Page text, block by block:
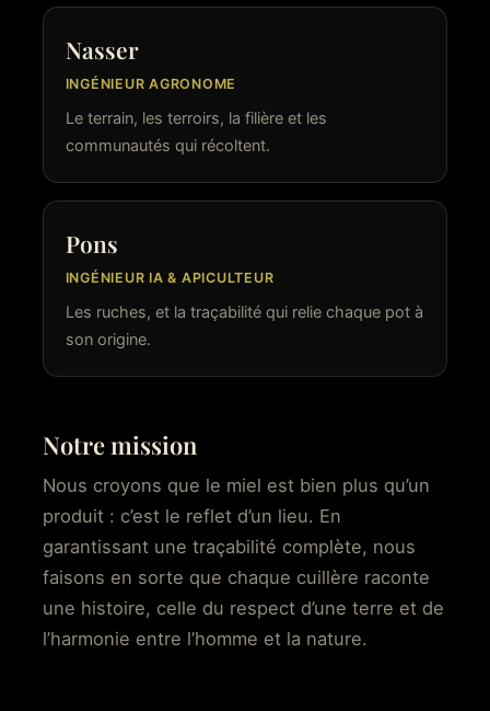
Nasser
INGÉNIEUR AGRONOME
Le terrain, les terroirs, la filière et les
communautés qui récoltent.
Pons
INGÉNIEUR IA & APICULTEUR
Les ruches, et la traçabilité qui relie chaque pot à
son origine.
Notre mission
Nous croyons que le miel est bien plus qu’un
produit : c’est le reflet d’un lieu. En
garantissant une traçabilité complète, nous
faisons en sorte que chaque cuillère raconte
une histoire, celle du respect d’une terre et de
l’harmonie entre l’homme et la nature.